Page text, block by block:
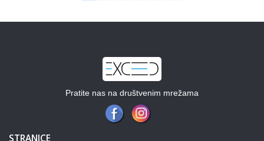
Pratite nas na društvenim mrežama
STRANICE